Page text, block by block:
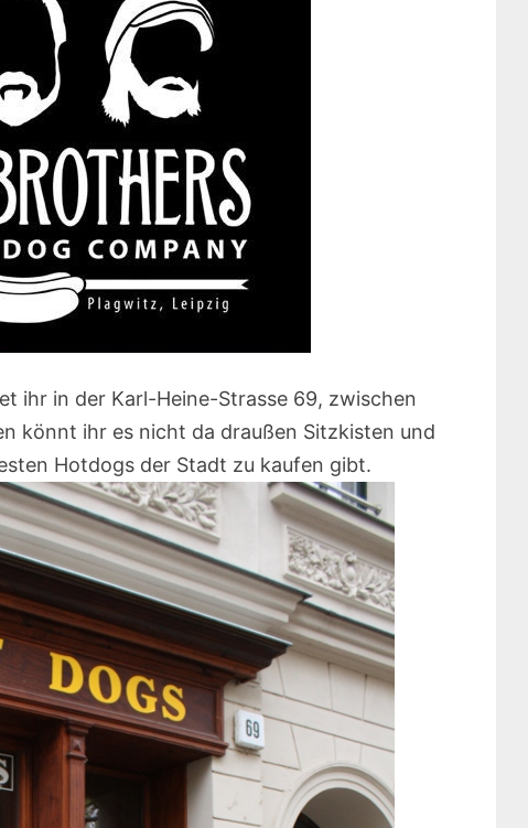
ihr in der Karl-Heine-Strasse 69, zwischen
könnt ihr es nicht da draußen Sitzkisten und
Hotdogs der Stadt zu kaufen gibt.